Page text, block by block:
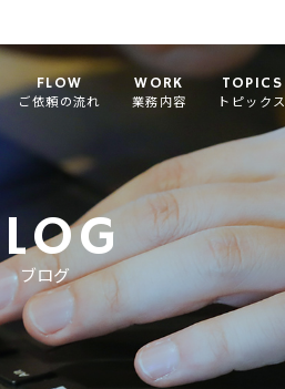
FLOW
ご依頼の流れ
WORK
業務内容
TOPICS
トピックス
ブログ